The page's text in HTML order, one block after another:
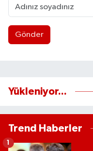
Gönder
Yükleniyor...
Trend Haberler
1